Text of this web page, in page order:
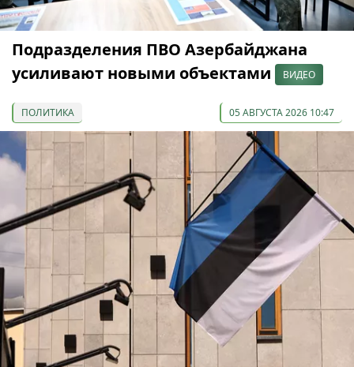
Подразделения ПВО Азербайджана
усиливают новыми объектами
ВИДЕО
ПОЛИТИКА 05 АВГУСТА 2026 10:47